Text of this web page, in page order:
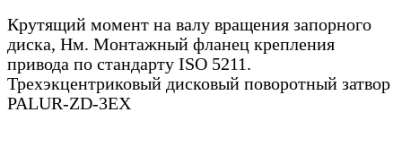
Крутящий момент на валу вращения запорного
диска, Нм. Монтажный фланец крепления
привода по стандарту ISO 5211.
Трехэкцентриковый дисковый поворотный затвор
PALUR-ZD-3EX